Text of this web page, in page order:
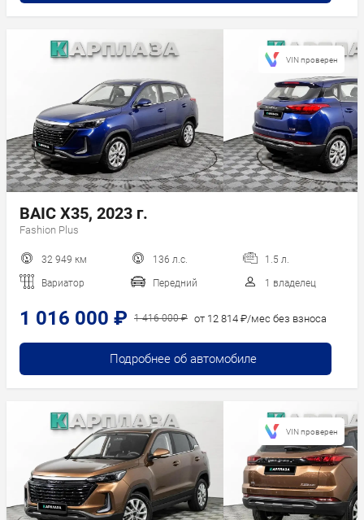
BAIC X35, 2023 г.
Fashion Plus
32 949 км 136 л.с. 1.5 л.
Вариатор Передний 1 владелец
1 016 000 ₽ 1 416 000 ₽ от 12 814 ₽/мес без взноса
Подробнее об автомобиле
VIN проверен
VIN проверен